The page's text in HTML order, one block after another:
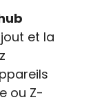
et la
ou Z-